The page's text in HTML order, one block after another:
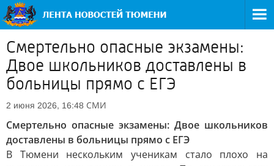
Смертельно опасные экзамены:
Двое школьников доставлены в
больницы прямо с ЕГЭ
2 июня 2026, 16:48 СМИ
Смертельно опасные экзамены: Двое школьников
доставлены в больницы прямо с ЕГЭ
В Тюмени нескольким ученикам стало плохо на